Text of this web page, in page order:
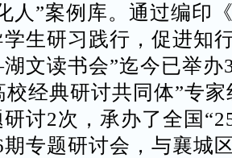
人”案例库。通过编印
生研习践行，促进知
文读书会”迄今已举办
校经典研讨共同体”专
讨2次，承办了全国
专题研讨会，与襄城